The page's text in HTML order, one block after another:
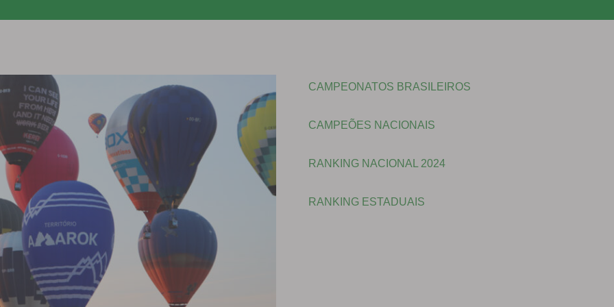
CAMPEONATOS BRASILEIROS
CAMPEÕES NACIONAIS
RANKING NACIONAL 2024
RANKING ESTADUAIS